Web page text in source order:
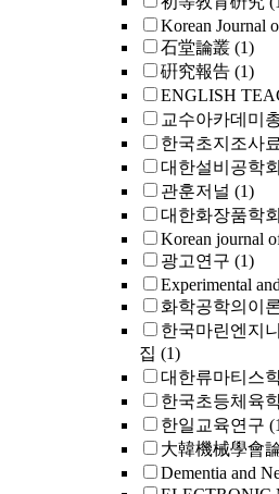
Korean Journal
石堂論叢 (1)
硏究報告 (1)
ENGLISH
교수아카데미
한국초지조사
대한설비공학
관훈저널 (1)
대한화장품학
Korean journal
광고연구 (1)
Experimental
화학공학의이
한국마린엔지
집 (1)
대한류마티스
한국초등체육
한일교육연구
大韓機械學會
Dementia and